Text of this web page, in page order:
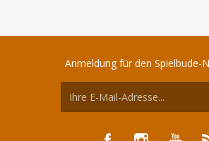
Anmeldung für den Spielbude-